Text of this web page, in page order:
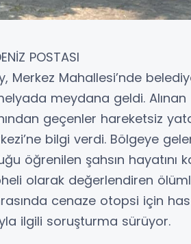
POSTASI
Merkez Mahallesi’nde
meydana geldi.
geçenler hareketsiz
bilgi verdi. Bölgeye
öğrenilen şahsın hayatını
olarak değerlendiren
cenaze otopsi için
ilgili soruşturma sürüyor.